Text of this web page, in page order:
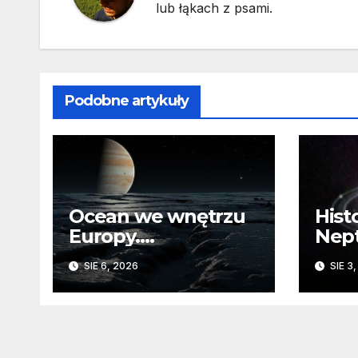
lub łąkach z psami.
Podobne artykuły
Ocean we wnętrzu
Europy.
Odizolowani przez
lodową barierę
SIE 6, 2026 SIE